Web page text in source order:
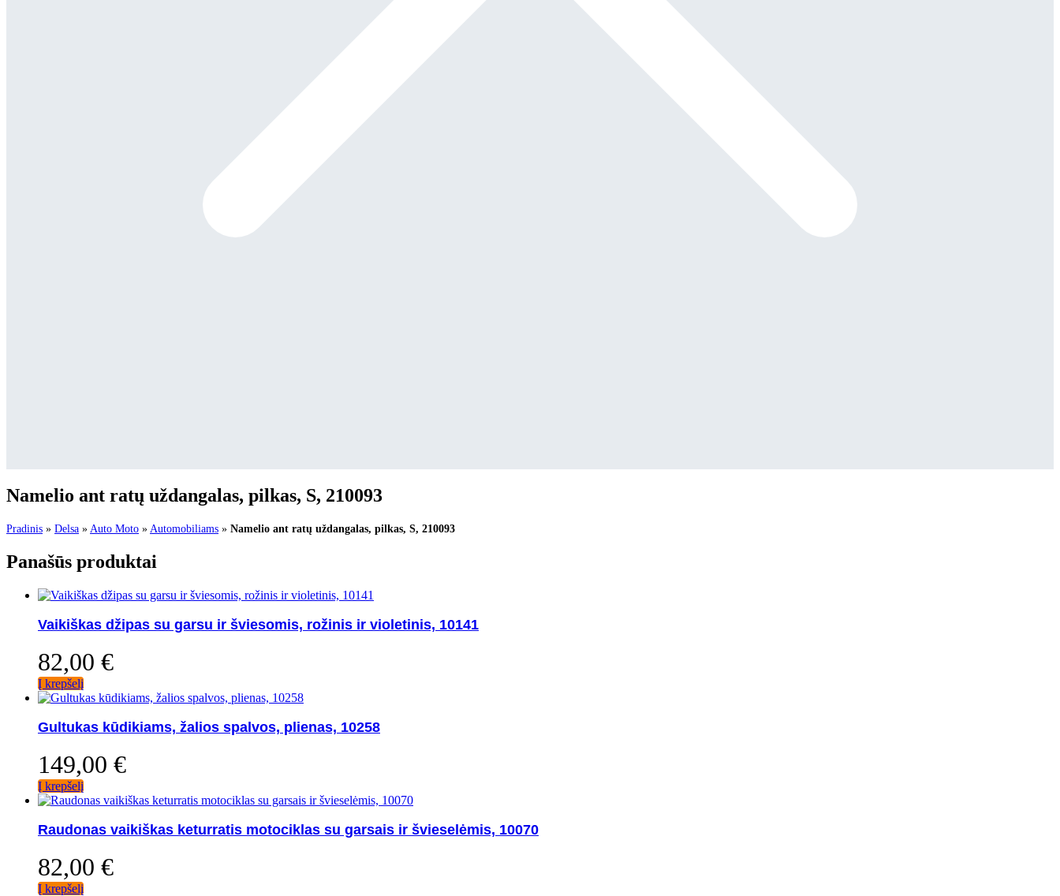
Namelio ant ratų uždangalas, pilkas, S, 210093
Pradinis » Delsa » Auto Moto » Automobiliams » Namelio ant ratų uždangalas, pilkas, S, 210093
Panašūs produktai
Vaikiškas džipas su garsu ir šviesomis, rožinis ir violetinis, 10141
82,00 €
Į krepšelį
Gultukas kūdikiams, žalios spalvos, plienas, 10258
149,00 €
Į krepšelį
Raudonas vaikiškas keturratis motociklas su garsais ir švieselėmis, 10070
82,00 €
Į krepšelį